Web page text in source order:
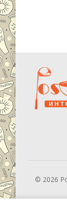
© 2026